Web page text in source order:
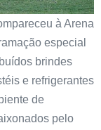
à Arena
especial
brindes
e refrigerantes
de
pelo